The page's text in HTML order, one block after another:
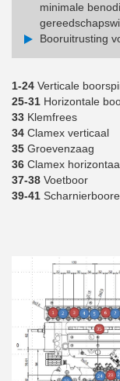
minimale
Booruitrusting
1-24 Verticale
25-31 Horizontale
33 Klemfrees
34 Clamex verticaal
35 Groevenzaag
36 Clamex
37-38 Voetboor
39-41